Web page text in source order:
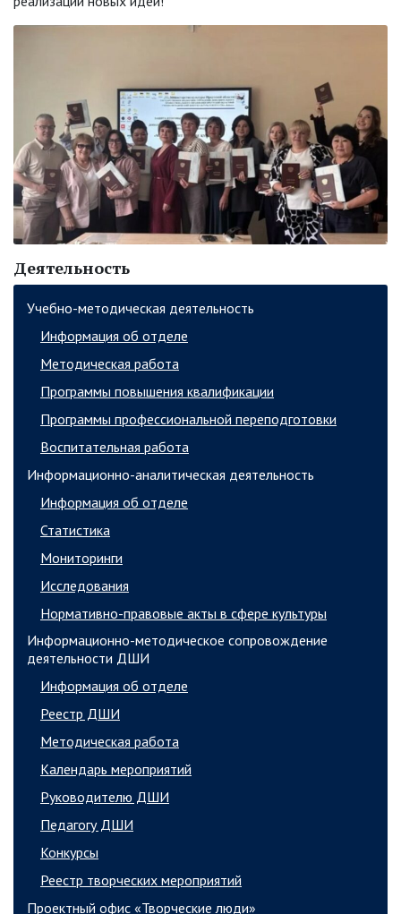
Деятельность
Учебно-методическая деятельность
Информация об отделе
Методическая работа
Программы повышения квалификации
Программы профессиональной переподготовки
Воспитательная работа
Информационно-аналитическая деятельность
Информация об отделе
Статистика
Мониторинги
Исследования
Нормативно-правовые акты в сфере культуры
Информационно-методическое сопровождение
деятельности ДШИ
Информация об отделе
Реестр ДШИ
Методическая работа
Календарь мероприятий
Руководителю ДШИ
Педагогу ДШИ
Конкурсы
Реестр творческих мероприятий
Проектный офис «Творческие люди»